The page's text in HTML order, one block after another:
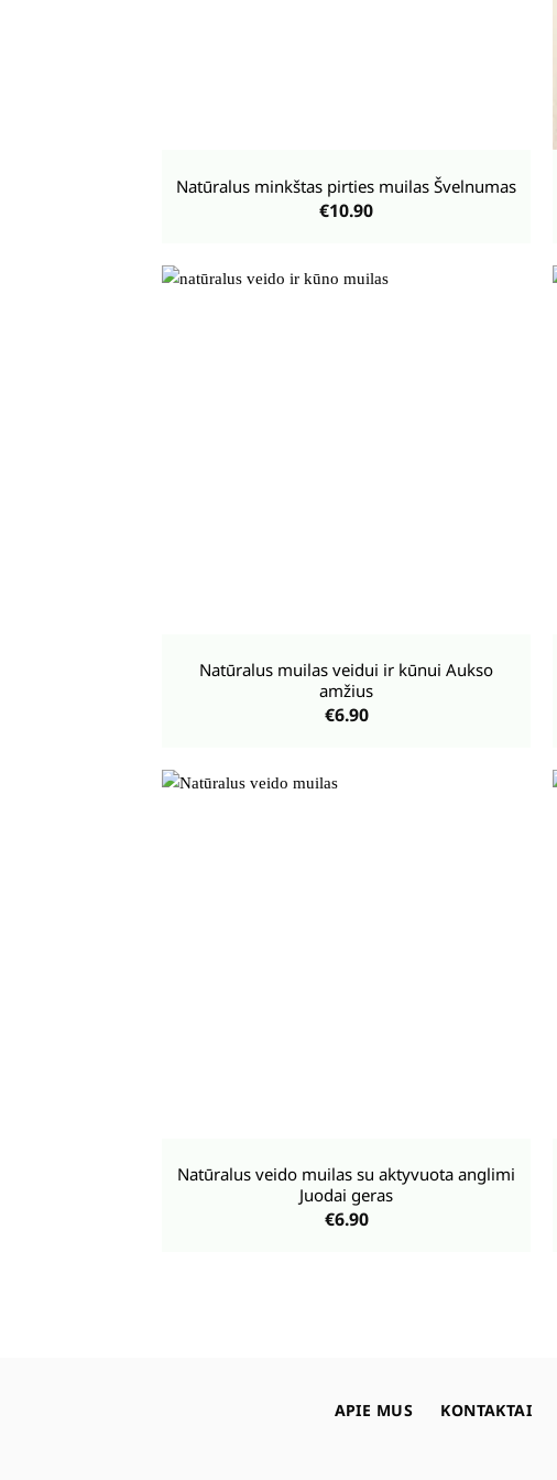
Natūralus minkštas pirties muilas Švelnumas
€10.90
Natūralus muilas veidui ir kūnui Aukso
amžius
€6.90
Natūralus veido muilas su aktyvuota anglimi
Juodai geras
€6.90
APIE MUS KONTAKTAI